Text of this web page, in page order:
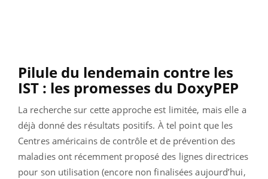
Pilule du lendemain contre les
IST : les promesses du DoxyPEP
La recherche sur cette approche est limitée, mais elle a
déjà donné des résultats positifs. À tel point que les
Centres américains de contrôle et de prévention des
maladies ont récemment proposé des lignes directrices
pour son utilisation (encore non finalisées aujourd’hui,